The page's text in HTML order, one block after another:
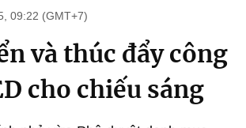
09:22 (GMT+7)
và thúc đẩy công
cho chiếu sáng